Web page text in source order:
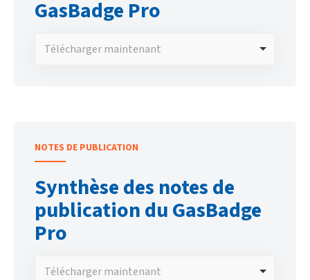
GasBadge Pro
Télécharger maintenant
NOTES DE PUBLICATION
Synthèse des notes de
publication du GasBadge
Pro
Télécharger maintenant